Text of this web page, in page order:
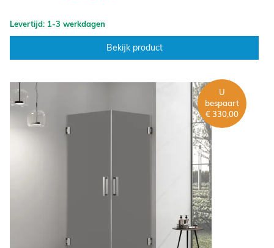
Levertijd: 1-3 werkdagen
Bekijk product
U
bespaart
€ 330,00